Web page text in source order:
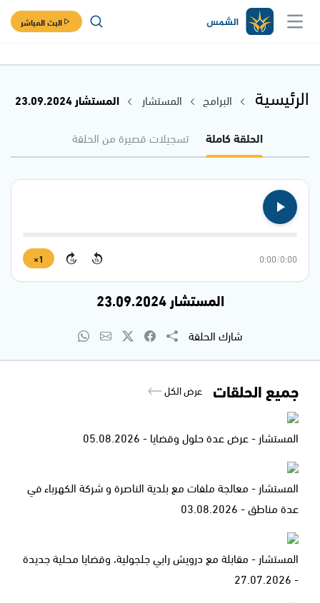
البث المباشر
الرئيسية البرامج المستشار
المستشار 23.09.2024
الحلقة كاملة
تسجيلات قصيرة من الحلقة
0:00
/
0:00
15
15
1×
المستشار 23.09.2024
شارك الحلقة
جميع الحلقات عرض الكل
المستشار - عرض عدة حلول وقضايا - 05.08.2026
المستشار - معالجة ملفات مع بلدية الناصرة و شركة الكهرباء في
عدة مناطق - 03.08.2026
المستشار - مقابلة مع درويش رابي جلجولية، وقضايا محلية جديدة
- 27.07.2026